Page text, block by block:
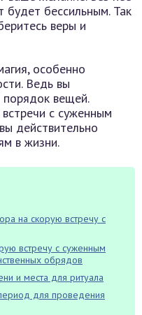
бессильным. Так
веры и
особенно
Ведь вы
порядок вещей.
с суженным
действительно
в жизни.
на скорую встречу с
встречу с суженным
обрядов
и места для ритуала
для проведения